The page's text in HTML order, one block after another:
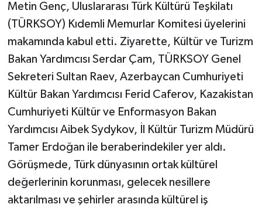
Metin Genç, Uluslararası Türk Kültürü Teşkilatı
(TÜRKSOY) Kıdemli Memurlar Komitesi üyelerini
makamında kabul etti. Ziyarette, Kültür ve Turizm
Bakan Yardımcısı Serdar Çam, TÜRKSOY Genel
Sekreteri Sultan Raev, Azerbaycan Cumhuriyeti
Kültür Bakan Yardımcısı Ferid Caferov, Kazakistan
Cumhuriyeti Kültür ve Enformasyon Bakan
Yardımcısı Aibek Sydykov, İl Kültür Turizm Müdürü
Tamer Erdoğan ile beraberindekiler yer aldı.
Görüşmede, Türk dünyasının ortak kültürel
değerlerinin korunması, gelecek nesillere
aktarılması ve şehirler arasında kültürel iş